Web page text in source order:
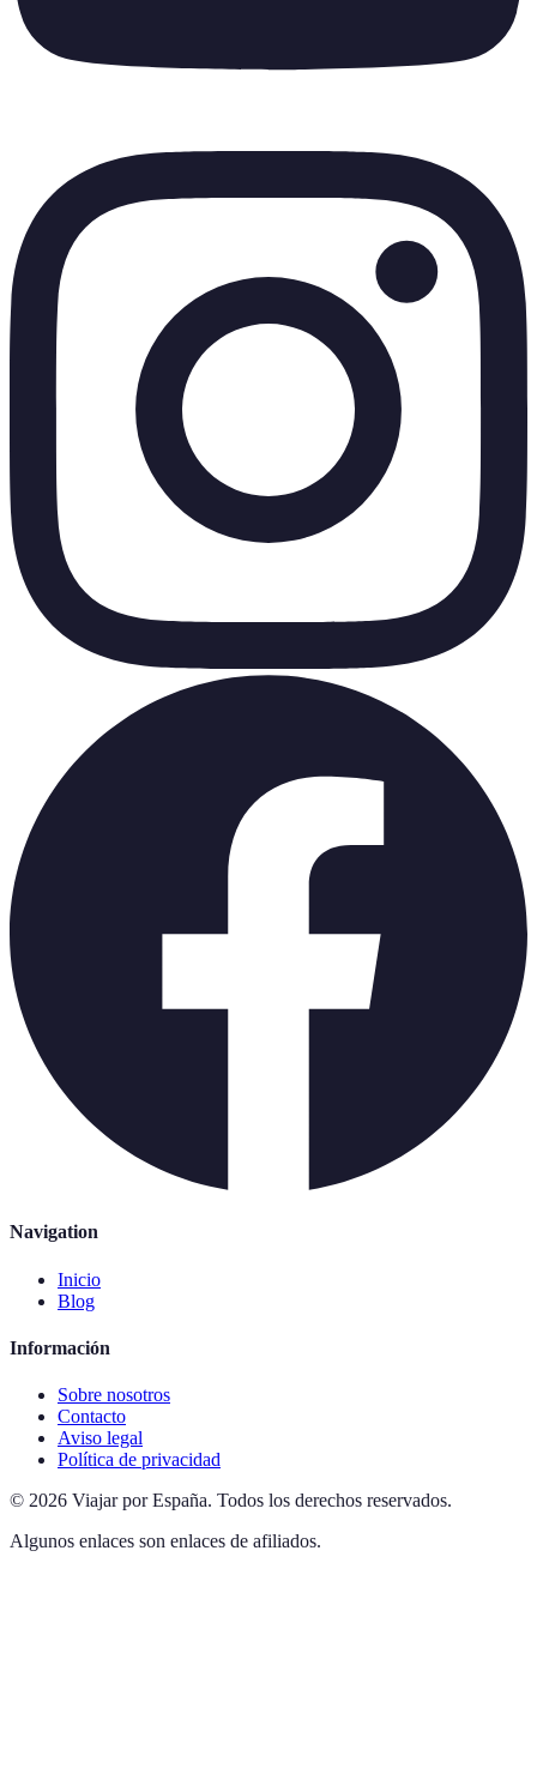
Navigation
Inicio
Blog
Información
Sobre nosotros
Contacto
Aviso legal
Política de privacidad
© 2026 Viajar por España. Todos los derechos reservados.
Algunos enlaces son enlaces de afiliados.